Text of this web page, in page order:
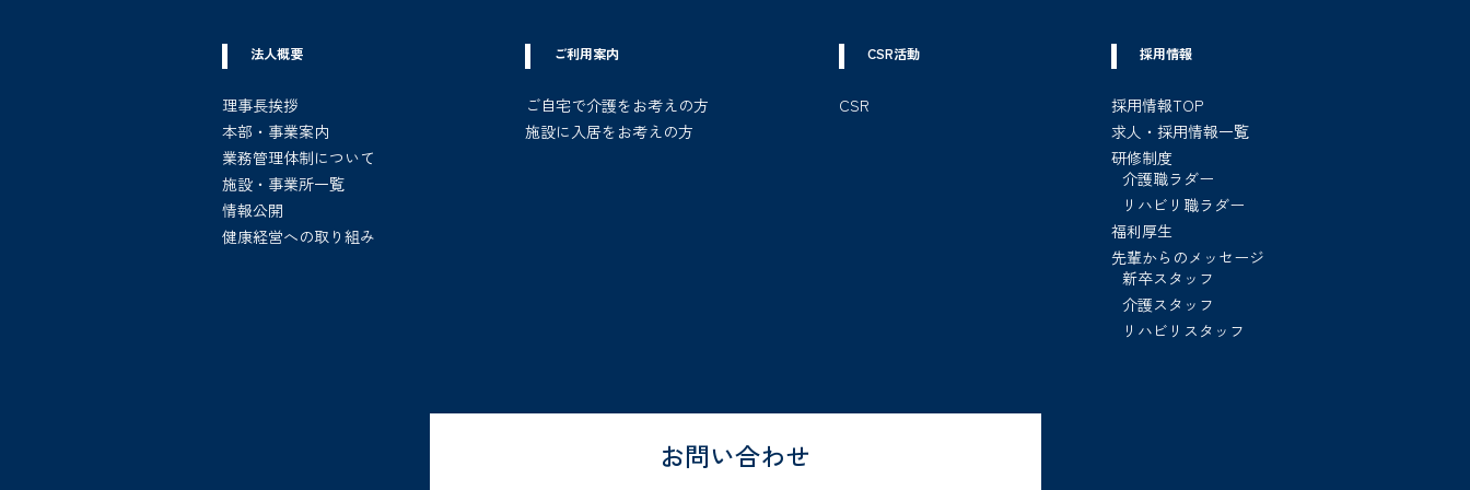
法人概要
理事長挨拶
本部・事業案内
業務管理体制について
施設・事業所一覧
情報公開
健康経営への取り組み
ご利用案内
ご自宅で介護をお考えの方
施設に入居をお考えの方
CSR活動
CSR
採用情報
採用情報TOP
求人・採用情報一覧
研修制度
介護職ラダー
リハビリ職ラダー
福利厚生
先輩からのメッセージ
新卒スタッフ
介護スタッフ
リハビリスタッフ
お問い合わせ